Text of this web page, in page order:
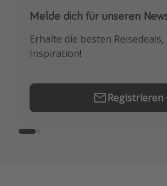
Melde dich für unseren
Erhalte die besten
Inspiration!
Registrieren
Downloade unsere App
Buche die besten
Erstes.